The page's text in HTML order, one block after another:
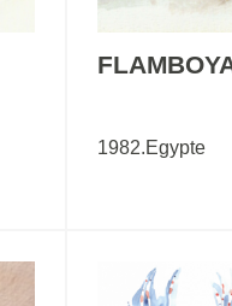
1982.Egypte